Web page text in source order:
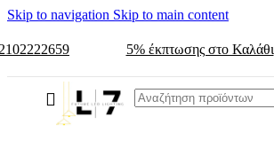
Skip to navigation Skip to main content
5% έκπτωσης στο Καλάθι